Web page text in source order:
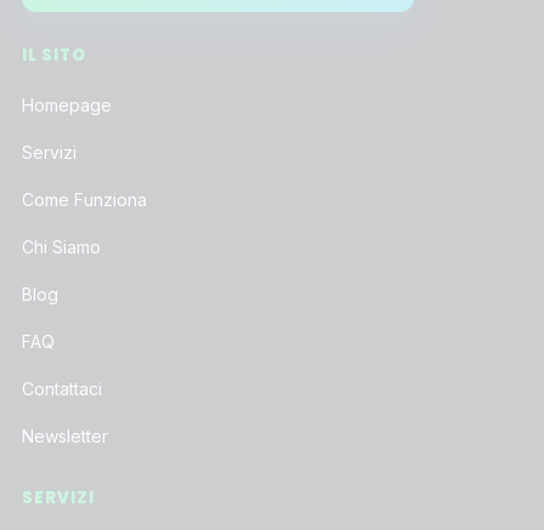
IL SITO
Homepage
Servizi
Come Funziona
Chi Siamo
Blog
FAQ
Contattaci
Newsletter
SERVIZI